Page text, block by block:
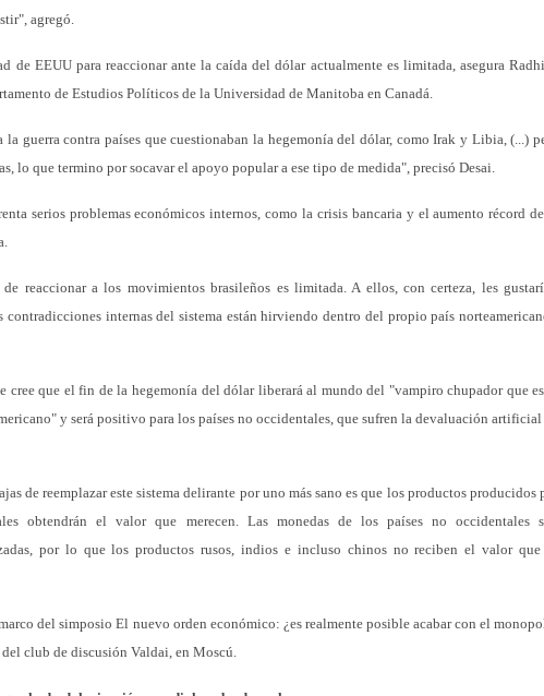
agregó.
de EEUU para reaccionar ante la caída del dólar actualmente es limitada, asegura
de Estudios Políticos de la Universidad de Manitoba en Canadá.
la guerra contra países que cuestionaban la hegemonía del dólar, como Irak y Libia, (...)
lo que termino por socavar el apoyo popular a ese tipo de medida", precisó Desai.
serios problemas económicos internos, como la crisis bancaria y el aumento récord
reaccionar a los movimientos brasileños es limitada. A ellos, con certeza, les
contradicciones internas del sistema están hirviendo dentro del propio país
cree que el fin de la hegemonía del dólar liberará al mundo del "vampiro chupador que
y será positivo para los países no occidentales, que sufren la devaluación artificial
de reemplazar este sistema delirante por uno más sano es que los productos producidos
obtendrán el valor que merecen. Las monedas de los países no occidentales
por lo que los productos rusos, indios e incluso chinos no reciben el valor que
del simposio El nuevo orden económico: ¿es realmente posible acabar con el
club de discusión Valdai, en Moscú.